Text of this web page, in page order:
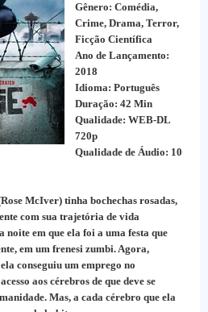
Gênero: Comédia,
Crime, Drama, Terror,
Ficção Científica
Ano de Lançamento:
2018
Idioma: Português
Duração: 42 Min
Qualidade: WEB-DL
720p
Qualidade de Áudio: 10
McIver) tinha bochechas rosadas,
com sua trajetória de vida
em que ela foi a uma festa que
em um frenesi zumbi. Agora,
conseguiu um emprego no
aos cérebros de que deve se
Mas, a cada cérebro que ela